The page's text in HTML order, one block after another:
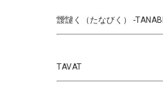
靉靆く（たなびく） -
TAVAT